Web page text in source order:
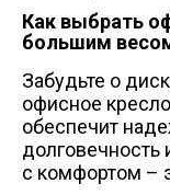
Как выбрать
большим
Забудьте о
офисное
обеспечит
долговечность
с комфортом –